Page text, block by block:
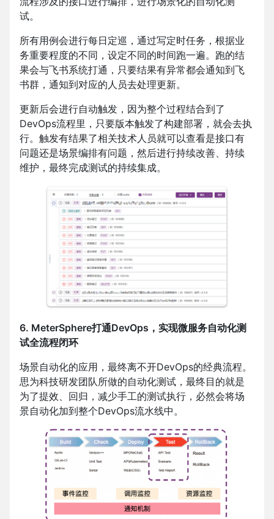
试。
所有用例会进行每日定巡，通过写定时任务，根据业
务重要程度的不同，设定不同的时间跑一遍。跑的结
果会与飞书系统打通，只要结果有异常都会通知到飞
书群，通知到对应的人员去处理更新。
更新后会进行自动触发，因为整个过程结合到了
DevOps流程里，只要版本触发了构建部署，就会去执
行。触发有结果了相关技术人员就可以查看是接口有
问题还是场景编排有问题，然后进行持续改善、持续
维护，最终完成测试的持续集成。
6. MeterSphere打通DevOps，实现微服务自动化测
试全流程闭环
场景自动化的应用，最终离不开DevOps的经典流程。
思为科技研发团队所做的自动化测试，最终目的就是
为了提效、回归，减少手工的测试执行，必然会将场
景自动化加到整个DevOps流水线中。